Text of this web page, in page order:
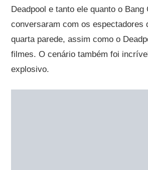
Deadpool e tanto ele quanto o Bang
conversaram com os espectadores
quarta parede, assim como o
filmes. O cenário também foi
explosivo.